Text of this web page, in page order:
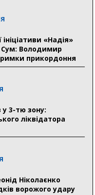
компенсацій на
млн грн
допомогу на зиму
пенсій: у
що робити
міста Суми»
«Надія»
Сум: Володимир
прикордоння
у 3-тю зону:
ліквідатора
Ніколаєнко
ворожого удару